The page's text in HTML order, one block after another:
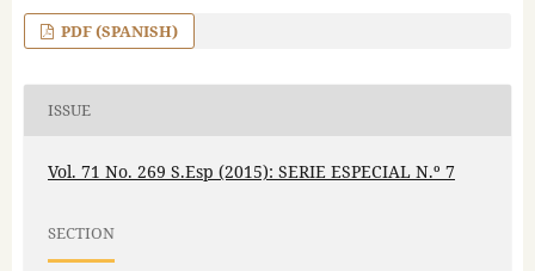
PDF (SPANISH)
ISSUE
Vol. 71 No. 269 S.Esp (2015): SERIE ESPECIAL N.º 7
SECTION